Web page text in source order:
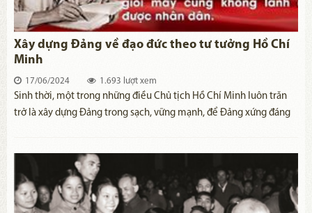
Xây dựng Đảng về đạo đức theo tư tưởng Hồ Chí
Minh
17/06/2024 1.693 lượt xem
​Sinh thời, một trong những điều Chủ tịch Hồ Chí Minh luôn trăn
trở là xây dựng Đảng trong sạch, vững mạnh, để Đảng xứng đáng
thật trung thành của Nhân dân. Đại hội đại biểu toàn quốc lần thứ
XII của Đảng khẳng định “Đẩy mạnh việc học tập và làm theo tư
tưởng, đạo đức, phong cách Hồ Chí Minh; coi đó là công việc